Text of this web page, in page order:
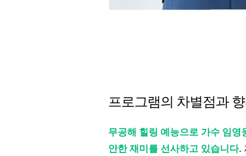
프로그램의 차별점과
무공해 힐링 예능으로 가수 임
안한 재미를 선사하고 있습니다.